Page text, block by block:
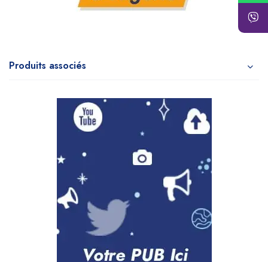
Produits associés